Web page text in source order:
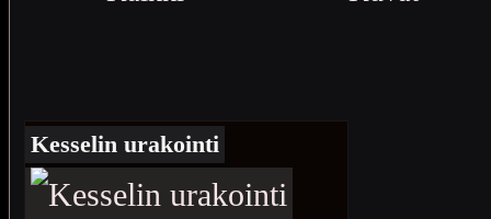
Kesselin urakointi